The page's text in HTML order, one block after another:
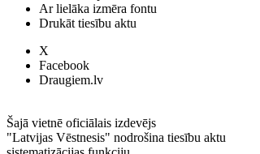
Ar lielāka izmēra fontu
Drukāt tiesību aktu
X
Facebook
Draugiem.lv
Šajā vietnē oficiālais izdevējs
"Latvijas Vēstnesis" nodrošina tiesību aktu